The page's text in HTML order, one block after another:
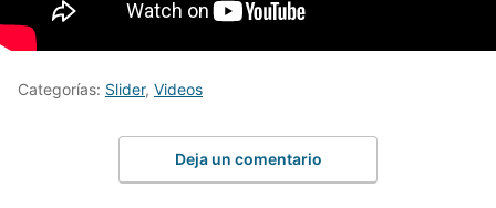
Categorías: Slider, Videos
Deja un comentario